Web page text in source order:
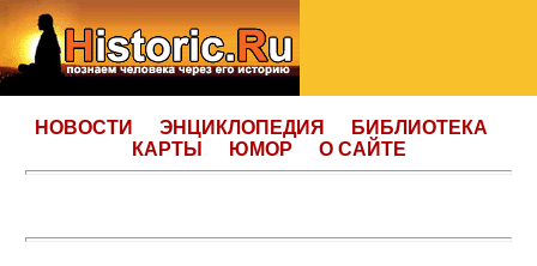
НОВОСТИ ЭНЦИКЛОПЕДИЯ
БИБЛИОТЕКА
КАРТЫ
ЮМОР О САЙТЕ